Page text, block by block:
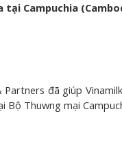
tại Campuchia
đã giúp
Bộ Thuwng mại